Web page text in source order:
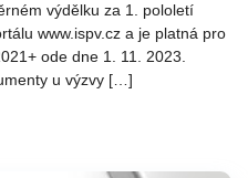
výdělku za 1. pololetí
www.ispv.cz a je platná pro
ode dne 1. 11. 2023.
u výzvy […]